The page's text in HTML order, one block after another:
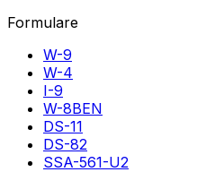
Formulare
W-9
W-4
I-9
W-8BEN
DS-11
DS-82
SSA-561-U2